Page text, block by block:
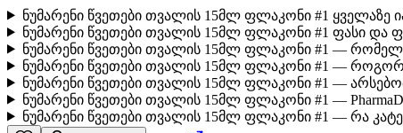
ნუმარენი წვეთები თვალის 15მლ ფლაკონი #1 ყველაზე
ნუმარენი წვეთები თვალის 15მლ ფლაკონი #1 ფასი და
ნუმარენი წვეთები თვალის 15მლ ფლაკონი #1 — რომელ
ნუმარენი წვეთები თვალის 15მლ ფლაკონი #1 —
ნუმარენი წვეთები თვალის 15მლ ფლაკონი #1 —
ნუმარენი წვეთები თვალის 15მლ ფლაკონი #1 —
ნუმარენი წვეთები თვალის 15მლ ფლაკონი #1 — რა